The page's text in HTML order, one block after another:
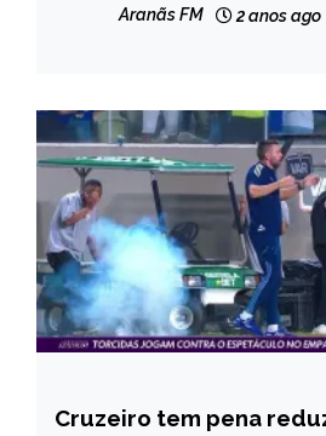
Aranãs FM 2 anos ago
ESPORTES
Cruzeiro tem pena